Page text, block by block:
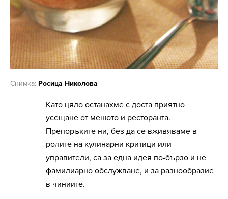
Снимка: Росица Николова
Като цяло останахме с доста приятно
усещане от менюто и ресторанта.
Препоръките ни, без да се вживяваме в
ролите на кулинарни критици или
управители, са за една идея по-бързо и не
фамилиарно обслужване, и за разнообразие
в чиниите.